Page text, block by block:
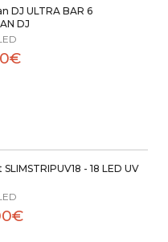
DJ ULTRA BAR 6
DJ
- 18 LED UV